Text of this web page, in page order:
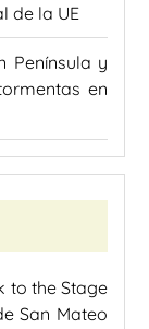
de la UE
Península y
en
to the Stage
San Mateo